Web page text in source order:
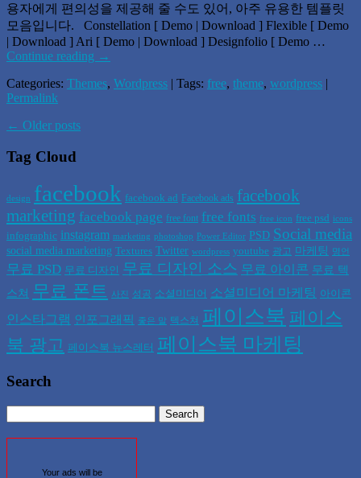
용자에게 편의성을 제공해 줄 수도 있어, 아주 유용한 템플릿
모음입니다. Constellation [ Demo | Download ] Flexible [ Demo
| Download ] Ari [ Demo | Download ] Designfolio [ Demo …
Continue reading →
Categories: Themes, Wordpress | Tags: free, theme, wordpress |
Permalink
← Older posts
Tag Cloud
design facebook facebook ad Facebook ads facebook
marketing facebook page free font free fonts free icon free psd icons
infographic instagram marketing photoshop Power Editor PSD Social media
social media marketing Textures Twitter wordpress youtube 광고 마케팅 명언
무료 PSD 무료 디자인 무료 디자인 소스 무료 아이콘 무료 텍
스쳐 무료 폰트 사진 성공 소셜미디어 소셜미디어 마케팅 아이콘
인스타그램 인포그래픽 좋은 말 텍스쳐 페이스북 페이스
북 광고 페이스북 뉴스레터 페이스북 마케팅
Search
Your ads will be